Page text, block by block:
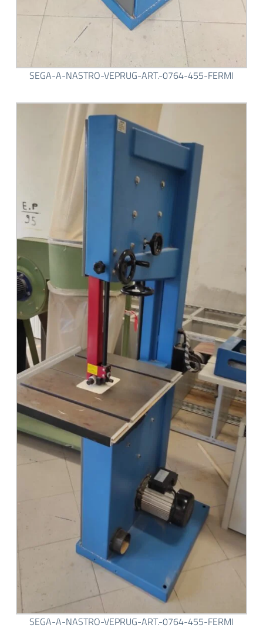
SEGA-A-NASTRO-VEPRUG-ART.-0764-455-FERMI
SEGA-A-NASTRO-VEPRUG-ART.-0764-455-FERMI